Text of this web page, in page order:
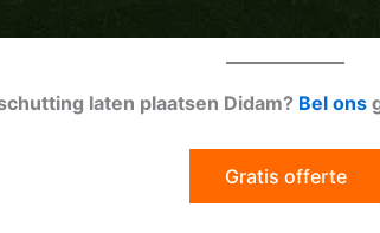
laten plaatsen Didam? Bel ons
Gratis offerte